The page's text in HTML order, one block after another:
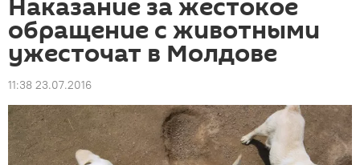
Наказание за жестокое
обращение с животными
ужесточат в Молдове
11:38 23.07.2016